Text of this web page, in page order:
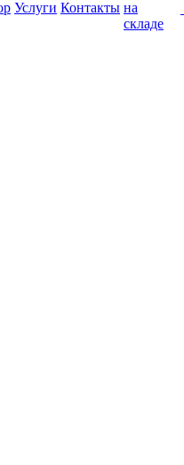
Услуги Контакты на
складе